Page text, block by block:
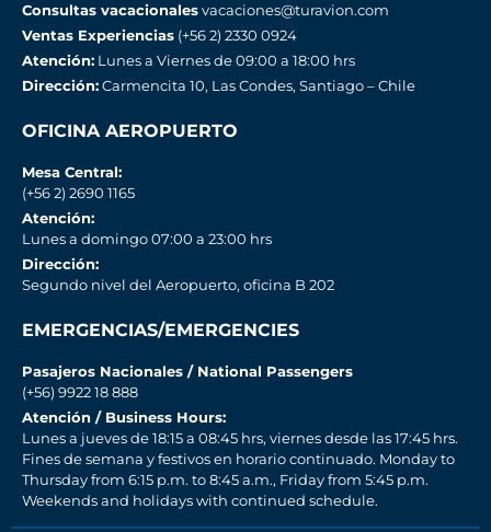
Consultas vacacionalesvacaciones@turavion.com
Ventas Experiencias (+56 2) 2330 0924
Atención: Lunes a Viernes de 09:00 a 18:00 hrs
Dirección:Carmencita 10, Las Condes, Santiago – Chile
OFICINA AEROPUERTO
Mesa Central:
(+56 2) 2690 1165
Atención:
Lunes a domingo 07:00 a 23:00 hrs
Dirección:
Segundo nivel del Aeropuerto, oficina B 202
EMERGENCIAS/EMERGENCIES
Pasajeros Nacionales / National Passengers
(+56) 9922 18 888
Atención / Business Hours:
Lunes a jueves de 18:15 a 08:45 hrs, viernes desde las 17:45 hrs.
Fines de semana y festivos en horario continuado. Monday to
Thursday from 6:15 p.m. to 8:45 a.m., Friday from 5:45 p.m.
Weekends and holidays with continued schedule.